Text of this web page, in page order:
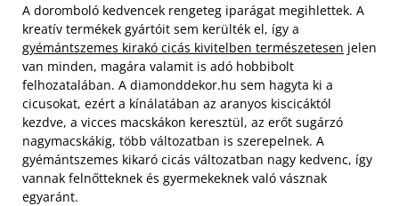
A doromboló kedvencek rengeteg iparágat megihlettek. A
kreatív termékek gyártóit sem kerülték el, így a
gyémántszemes kirakó cicás kivitelben természetesen jelen
van minden, magára valamit is adó hobbibolt
felhozatalában. A diamonddekor.hu sem hagyta ki a
cicusokat, ezért a kínálatában az aranyos kiscicáktól
kezdve, a vicces macskákon keresztül, az erőt sugárzó
nagymacskákig, több változatban is szerepelnek. A
gyémántszemes kikaró cicás változatban nagy kedvenc, így
vannak felnőtteknek és gyermekeknek való vásznak
egyaránt.